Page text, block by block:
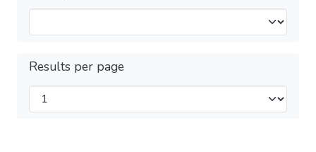
Results per page